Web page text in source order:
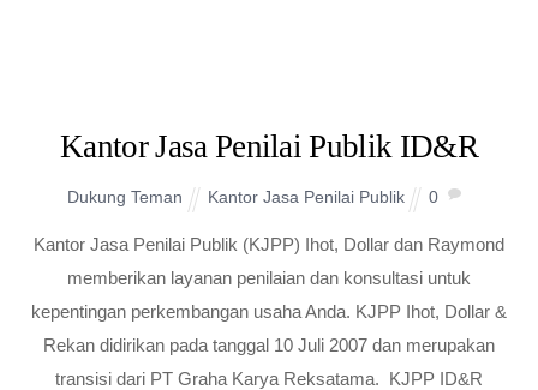
Kantor Jasa Penilai Publik ID&R
Dukung Teman Kantor Jasa Penilai Publik 0
Kantor Jasa Penilai Publik (KJPP) Ihot, Dollar dan Raymond
memberikan layanan penilaian dan konsultasi untuk
kepentingan perkembangan usaha Anda. KJPP Ihot, Dollar &
Rekan didirikan pada tanggal 10 Juli 2007 dan merupakan
transisi dari PT Graha Karya Reksatama. KJPP ID&R